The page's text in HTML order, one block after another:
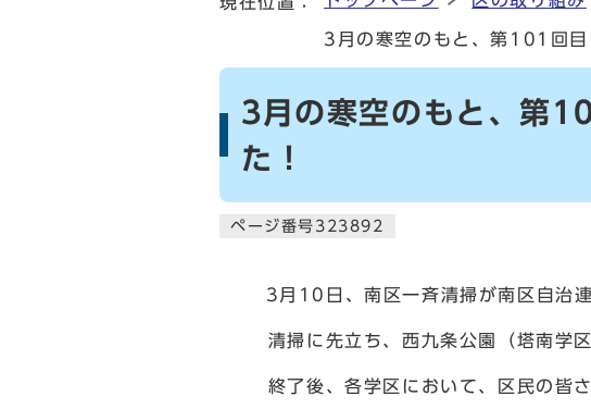
3月の寒空のもと、第101回目
3月の寒空のもと、第
た！
ページ番号323892
3月10日、南区一斉清掃が南区自治連
清掃に先立ち、西九条公園（塔南学
終了後、各学区において、区民の皆